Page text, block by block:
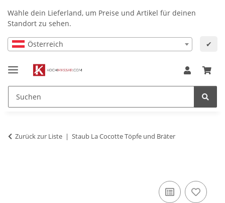
Wähle dein Lieferland, um Preise und Artikel für deinen
Standort zu sehen.
Österreich ✔
Zurück zur Liste Staub La Cocotte Töpfe und Bräter